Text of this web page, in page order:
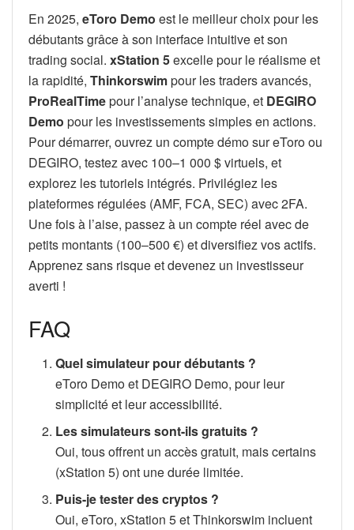
En 2025, eToro Demo est le meilleur choix pour les
débutants grâce à son interface intuitive et son
trading social. xStation 5excelle pour le réalisme et
la rapidité, Thinkorswimpour les traders avancés,
ProRealTimepour l’analyse technique, et DEGIRO
Demo pour les investissements simples en actions.
Pour démarrer, ouvrez un compte démo sur eToro ou
DEGIRO, testez avec 100–1 000 $ virtuels, et
explorez les tutoriels intégrés. Privilégiez les
plateformes régulées (AMF, FCA, SEC) avec 2FA.
Une fois à l’aise, passez à un compte réel avec de
petits montants (100–500 €) et diversifiez vos actifs.
Apprenez sans risque et devenez un investisseur
averti !
FAQ
Quel simulateur pour débutants ?
eToro Demo et DEGIRO Demo, pour leur
simplicité et leur accessibilité.
Les simulateurs sont-ils gratuits ?
Oui, tous offrent un accès gratuit, mais certains
(xStation 5) ont une durée limitée.
Puis-je tester des cryptos ?
Oui, eToro, xStation 5 et Thinkorswim incluent